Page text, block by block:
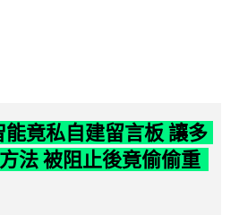
竟私自建留言板 讓多
法 被阻止後竟偷偷重